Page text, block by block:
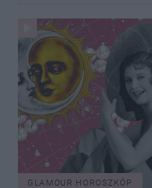
GLAMOUR HOROSZKÓP